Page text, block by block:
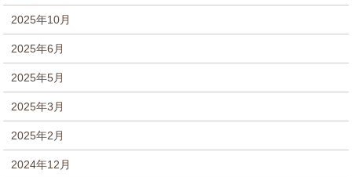
2025年10月
2025年6月
2025年5月
2025年3月
2025年2月
2024年12月